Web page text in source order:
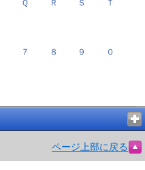
Ｑ Ｒ Ｓ Ｔ
７ ８ ９ ０
ページ上部に戻る